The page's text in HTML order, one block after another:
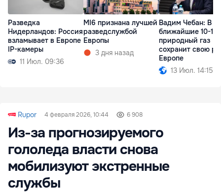
Разведка
Нидерландов: Россия
взламывает в Европе
IP-камеры
11 Июл. 09:36
MI6 признана лучшей
разведслужбой
Европы
3 дня назад
Вадим Чебан: В
ближайшие 10-15
природный газ
сохранит свою
Европе
13 Июл. 14:15
Rupor 4 февраля 2026, 10:44 6 908
Из-за прогнозируемого
гололеда власти снова
мобилизуют экстренные
службы